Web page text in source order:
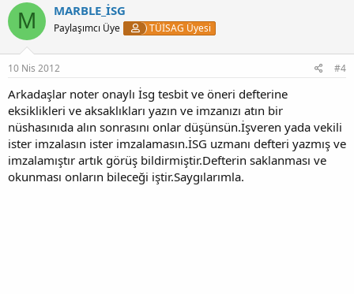
M MARBLE_İSG
Paylaşımcı Üye TÜİSAG Üyesi
10 Nis 2012 #4
Arkadaşlar noter onaylı İsg tesbit ve öneri defterine
eksiklikleri ve aksaklıkları yazın ve imzanızı atın bir
nüshasınıda alın sonrasını onlar düşünsün.İşveren yada vekili
ister imzalasın ister imzalamasın.İSG uzmanı defteri yazmış ve
imzalamıştır artık görüş bildirmiştir.Defterin saklanması ve
okunması onların bileceği iştir.Saygılarımla.